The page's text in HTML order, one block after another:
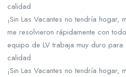
calidad
¡Sin Las Vacantes no tendría hogar,
me resolvieron rápidamente con
equipo de LV trabaja muy duro para
calidad
¡Sin Las Vacantes no tendría hogar,